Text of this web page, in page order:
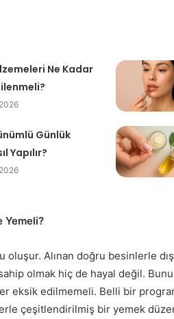
Ne Kadar
Günlük
Yapılır?
Yemeli?
oluşur. Alınan doğru besinlerle
sahip olmak hiç de hayal değil.
eksik edilmemeli. Belli bir
çeşitlendirilmiş bir yemek